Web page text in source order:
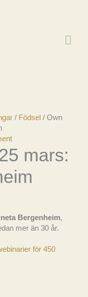
/ Födsel / Own
mars:
Bergenheim,
mer än 30 år.
för 450